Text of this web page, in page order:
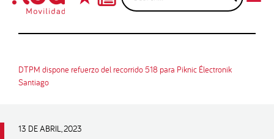
DTPM dispone refuerzo del recorrido 518 para Piknic Électronik
Santiago
13 DE ABRIL, 2023